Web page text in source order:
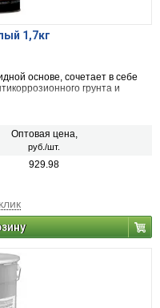
1,7кг
основе, сочетает в себе
грунта и
Оптовая цена,
руб./шт.
929.98